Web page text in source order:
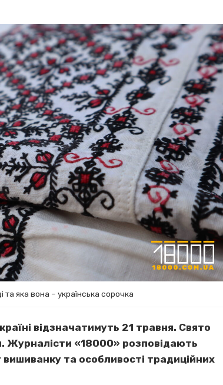
яка вона – українська сорочка
відзначатимуть 21 травня. Свято
Журналісти «18000» розповідають
вишиванку та особливості традиційних